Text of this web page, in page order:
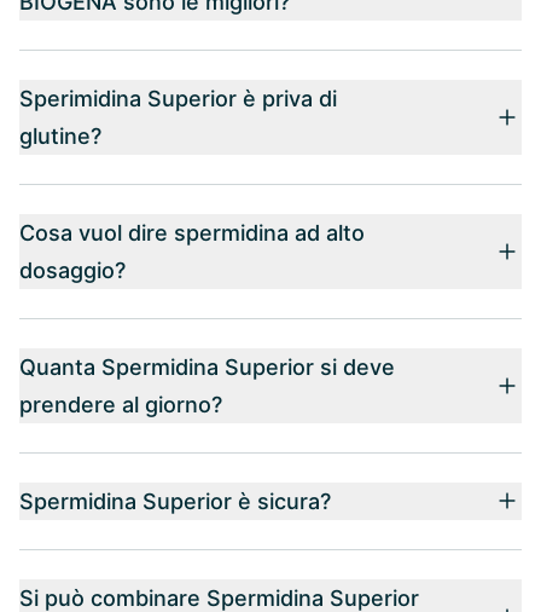
Sperimidina Superior è priva di
glutine?
Cosa vuol dire spermidina ad alto
dosaggio?
Quanta Spermidina Superior si deve
prendere al giorno?
Spermidina Superior è sicura?
Si può combinare Spermidina Superior